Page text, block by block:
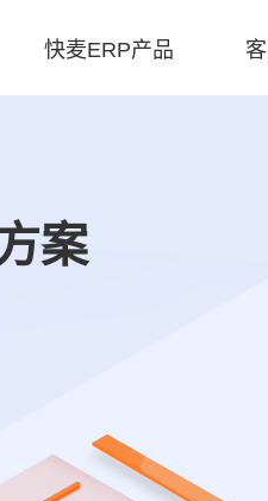
快麦ERP产品
案